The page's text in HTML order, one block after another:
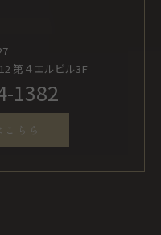
第４エルビル3F
1382
ちら